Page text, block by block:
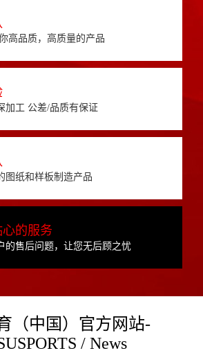
高品质，高质量的产品
加工 公差/品质有保证
图纸和样板制造产品
的服务
的售后问题，让您无后顾之忧
（中国）官方网站-
/ News